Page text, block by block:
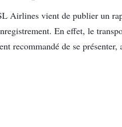
Airlines vient de publier un
En effet, le
recommandé de se